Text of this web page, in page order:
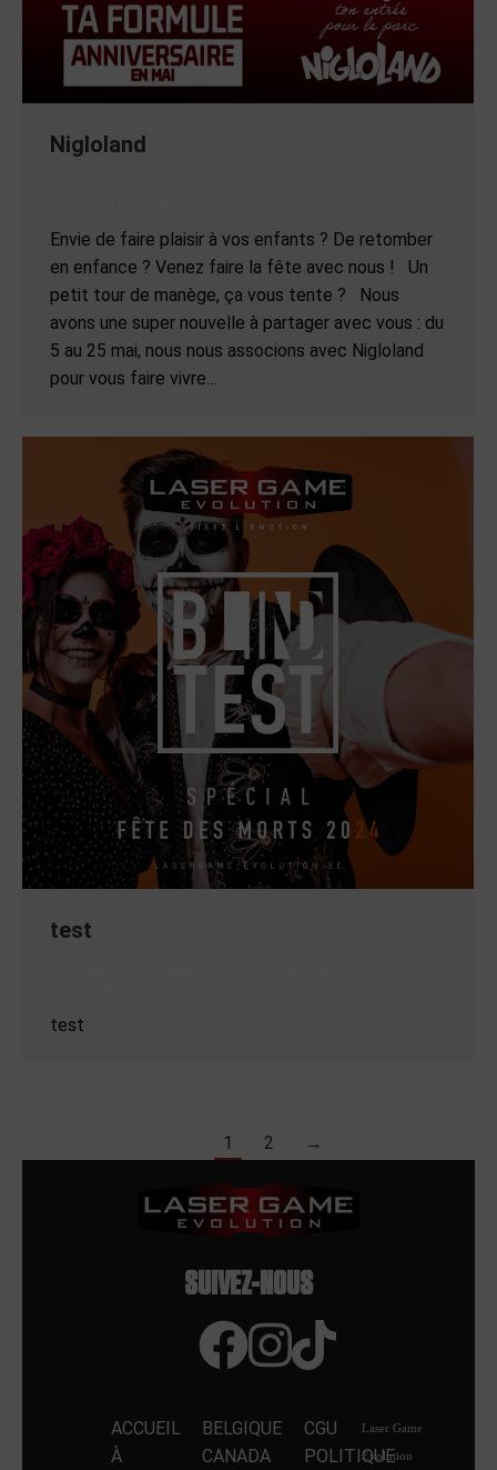
Nigloland
Envie de faire plaisir à vos enfants ? De retomber
en enfance ? Venez faire la fête avec nous ! Un
petit tour de manège, ça vous tente ? Nous
avons une super nouvelle à partager avec vous : du
5 au 25 mai, nous nous associons avec Nigloland
pour vous faire vivre…
test
test
1 2 →
SUIVEZ-NOUS
ACCUEIL
À
BELGIQUE
CANADA
CGU
POLITIQUE
Laser Game
Evolution